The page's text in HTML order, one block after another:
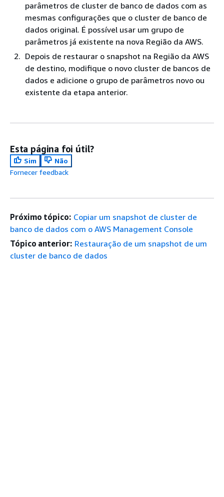
parâmetros de cluster de banco de dados com as
mesmas configurações que o cluster de banco de
dados original. É possível usar um grupo de
parâmetros já existente na nova Região da AWS.
Depois de restaurar o snapshot na Região da AWS
de destino, modifique o novo cluster de bancos de
dados e adicione o grupo de parâmetros novo ou
existente da etapa anterior.
Esta página foi útil?
Sim
Não
Fornecer feedback
Próximo tópico: Copiar um snapshot de cluster de
banco de dados com o AWS Management Console
Tópico anterior: Restauração de um snapshot de um
cluster de banco de dados